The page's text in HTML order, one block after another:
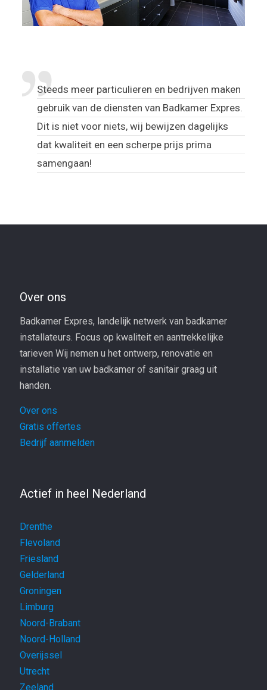
Steeds meer particulieren en bedrijven maken
gebruik van de diensten van Badkamer Expres.
Dit is niet voor niets, wij bewijzen dagelijks
dat kwaliteit en een scherpe prijs prima
samengaan!
Over ons
Badkamer Expres, landelijk netwerk van badkamer
installateurs. Focus op kwaliteit en aantrekkelijke
tarieven Wij nemen u het ontwerp, renovatie en
installatie van uw badkamer of sanitair graag uit
handen.
Over ons
Gratis offertes
Bedrijf aanmelden
Actief in heel Nederland
Drenthe
Flevoland
Friesland
Gelderland
Groningen
Limburg
Noord-Brabant
Noord-Holland
Overijssel
Utrecht
Zeeland